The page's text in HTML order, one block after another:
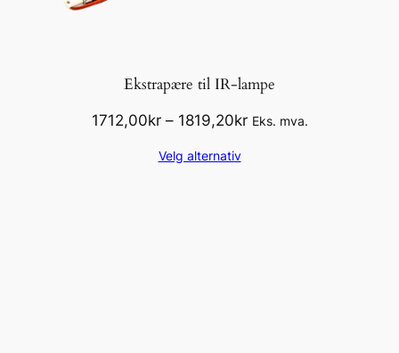
Ekstrapære til IR-lampe
1712,00kr – 1819,20krPrisområde:
Eks. mva.
Velg alternativ